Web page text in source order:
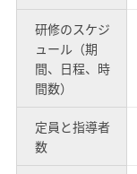
研修のスケジ
ュール（期
間、日程、時
間数）
定員と指導者
数